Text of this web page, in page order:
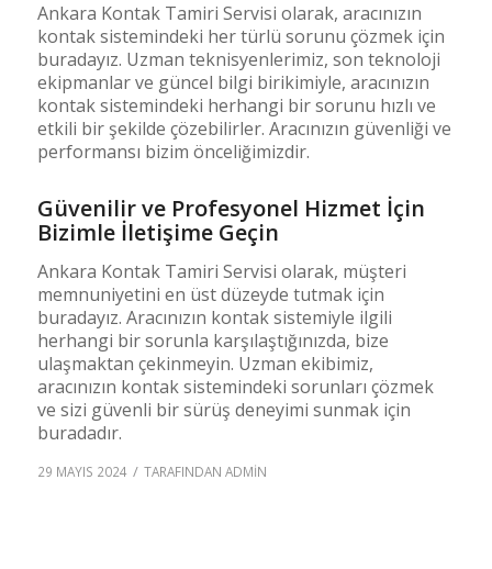
Ankara Kontak Tamiri Servisi olarak, aracınızın
kontak sistemindeki her türlü sorunu çözmek için
buradayız. Uzman teknisyenlerimiz, son teknoloji
ekipmanlar ve güncel bilgi birikimiyle, aracınızın
kontak sistemindeki herhangi bir sorunu hızlı ve
etkili bir şekilde çözebilirler. Aracınızın güvenliği ve
performansı bizim önceliğimizdir.
Güvenilir ve Profesyonel Hizmet İçin
Bizimle İletişime Geçin
Ankara Kontak Tamiri Servisi olarak, müşteri
memnuniyetini en üst düzeyde tutmak için
buradayız. Aracınızın kontak sistemiyle ilgili
herhangi bir sorunla karşılaştığınızda, bize
ulaşmaktan çekinmeyin. Uzman ekibimiz,
aracınızın kontak sistemindeki sorunları çözmek
ve sizi güvenli bir sürüş deneyimi sunmak için
buradadır.
29 MAYIS 2024 / TARAFINDAN ADMIN